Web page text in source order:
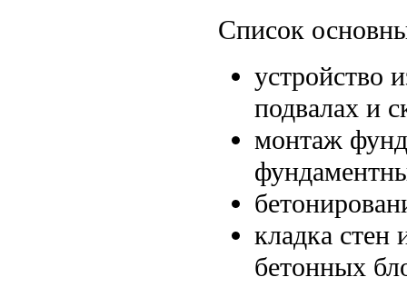
Список
устройство
подвалах и
монтаж
кладка стен
бетонных